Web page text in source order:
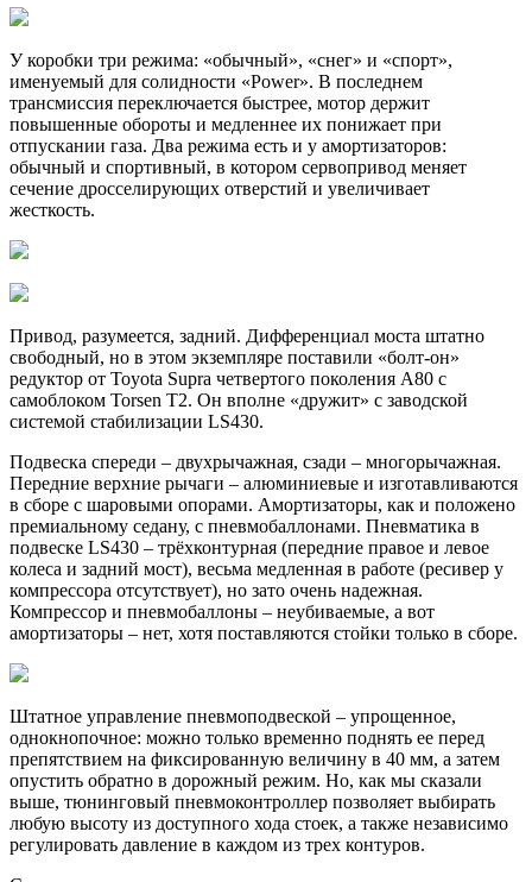
У коробки три режима: «обычный», «снег» и «спорт»,
именуемый для солидности «Power». В последнем
трансмиссия переключается быстрее, мотор держит
повышенные обороты и медленнее их понижает при
отпускании газа. Два режима есть и у амортизаторов:
обычный и спортивный, в котором сервопривод меняет
сечение дросселирующих отверстий и увеличивает
жесткость.
Привод, разумеется, задний. Дифференциал моста штатно
свободный, но в этом экземпляре поставили «болт-он»
редуктор от Toyota Supra четвертого поколения A80 с
самоблоком Torsen T2. Он вполне «дружит» с заводской
системой стабилизации LS430.
Подвеска спереди – двухрычажная, сзади – многорычажная.
Передние верхние рычаги – алюминиевые и изготавливаются
в сборе с шаровыми опорами. Амортизаторы, как и положено
премиальному седану, с пневмобаллонами. Пневматика в
подвеске LS430 – трёхконтурная (передние правое и левое
колеса и задний мост), весьма медленная в работе (ресивер у
компрессора отсутствует), но зато очень надежная.
Компрессор и пневмобаллоны – неубиваемые, а вот
амортизаторы – нет, хотя поставляются стойки только в сборе. ​
Штатное управление пневмоподвеской – упрощенное,
однокнопочное: можно только временно поднять ее перед
препятствием на фиксированную величину в 40 мм, а затем
опустить обратно в дорожный режим. Но, как мы сказали
выше, тюнинговый пневмоконтроллер позволяет выбирать
любую высоту из доступного хода стоек, а также независимо
регулировать давление в каждом из трех контуров.